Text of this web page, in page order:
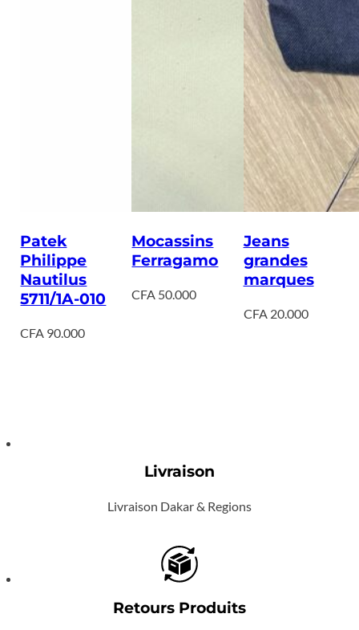
Patek
Philippe
Nautilus
5711/1A-010
CFA 90.000
Mocassins
Ferragamo
CFA 50.000
Jeans
grandes
marques
CFA20.000
Livraison
Livraison Dakar & Regions
Retours Produits